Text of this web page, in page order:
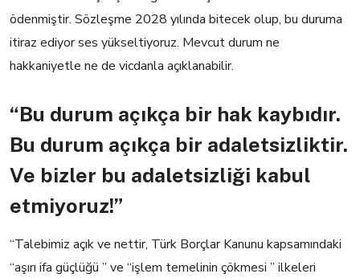
ödenmiştir. Sözleşme 2028 yılında bitecek olup, bu duruma
itiraz ediyorses yükseltiyoruz. Mevcut durum ne
hakkaniyetle ne de vicdanla açıklanabilir.
“Bu durum açıkça bir hak kaybıdır.
Bu durum açıkça bir adaletsizliktir.
Ve bizler bu adaletsizliği kabul
etmiyoruz!”
“Talebimiz açık ve nettir, Türk Borçlar Kanunu kapsamındaki
“aşırı ifa güçlüğü ” ve “işlem temelinin çökmesi ” ilkeleri